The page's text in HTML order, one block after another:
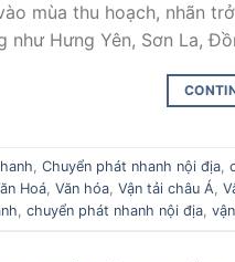
mùa thu hoạch, nhãn
như Hưng Yên, Sơn La,
Chuyển phát nhanh nội địa
Hoá Văn hóa Vận tải châu Á
chuyển phát nhanh nội địa